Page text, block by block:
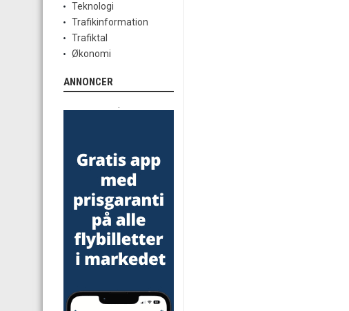
Teknologi
Trafikinformation
Trafiktal
Økonomi
ANNONCER